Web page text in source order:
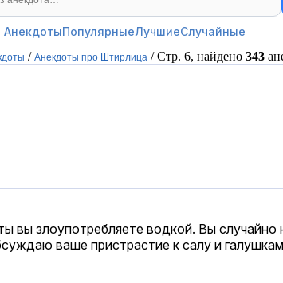
АнекдотыПопулярныеЛучшиеСлучайные
/ Анекдоты про Штирлица / Стр. 6, найдено 343
злоупотребляете водкой. Вы случайно
ваше пристрастие к салу и